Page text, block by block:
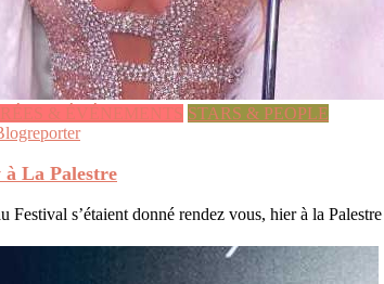
& ÉVÉNEMENTS STARS & PEOPLE
La Palestre
Festival s’étaient donné rendez vous, hier à la